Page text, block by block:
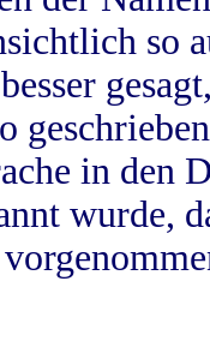
so
in
wurde,